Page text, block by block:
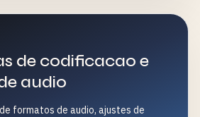
de codificacao e
audio
formatos de audio, ajustes de